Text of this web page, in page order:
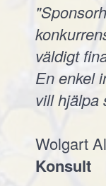
väldigt
En enkel
vill hjälpa
Wolgart
Konsult